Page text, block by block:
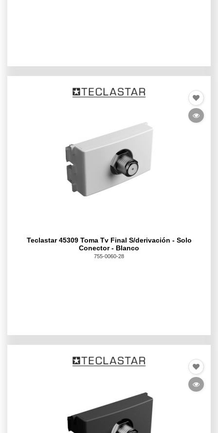
Teclastar 45309 Toma Tv Final S/derivación - Solo
Conector - Blanco
755-0060-28